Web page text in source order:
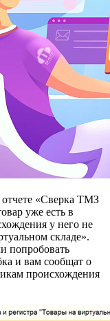
отчете «Сверка ТМЗ
уже есть в
у него не
складе».
попробовать
и вам сообщат о
происхождения